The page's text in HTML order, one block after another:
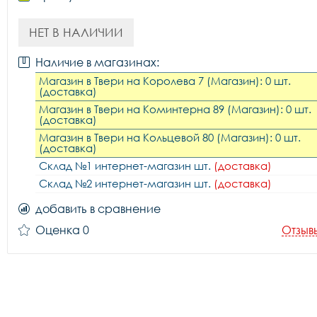
НЕТ В НАЛИЧИИ
Наличие в магазинах:
Магазин в Твери на Королева 7 (Магазин): 0 шт.
(доставка)
Магазин в Твери на Коминтерна 89 (Магазин): 0 шт.
(доставка)
Магазин в Твери на Кольцевой 80 (Магазин): 0 шт.
(доставка)
Склад №1 интернет-магазин шт. (доставка)
Склад №2 интернет-магазин шт. (доставка)
добавить в сравнение
Оценка 0